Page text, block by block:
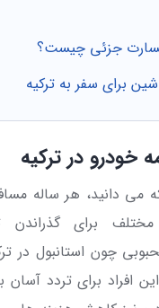
جزئی چیست؟
برای سفر به ترکیه
خودرو در ترکیه
می دانید، هر ساله
برای گذراندن
چون استانبول در
این افراد برای تردد